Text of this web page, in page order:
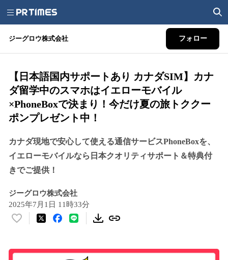
ジーグロウ株式会社 フォロー
【日本語国内サポートあり カナダSIM】カナ
ダ留学中のスマホはイエローモバイル
×PhoneBoxで決まり！今だけ夏の旅トククー
ポンプレゼント中！
カナダ現地で安心して使える通信サービスPhoneBoxを、
イエローモバイルなら日本クオリティサポート＆特典付
きでご提供！
ジーグロウ株式会社
2025年7月1日 11時33分
い
！